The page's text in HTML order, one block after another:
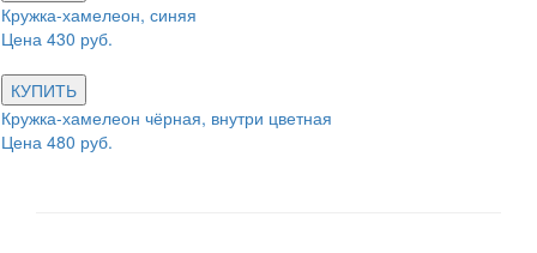
Кружка-хамелеон, синяя
Цена 430 руб.
КУПИТЬ
Кружка-хамелеон чёрная, внутри цветная
Цена 480 руб.